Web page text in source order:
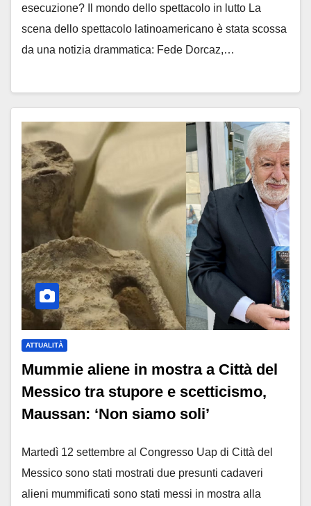
esecuzione? Il mondo dello spettacolo in lutto La
scena dello spettacolo latinoamericano è stata scossa
da una notizia drammatica: Fede Dorcaz,…
ATTUALITÀ
Mummie aliene in mostra a Città del
Messico tra stupore e scetticismo,
Maussan: ‘Non siamo soli’
Martedì 12 settembre al Congresso Uap di Città del
Messico sono stati mostrati due presunti cadaveri
alieni mummificati sono stati messi in mostra alla